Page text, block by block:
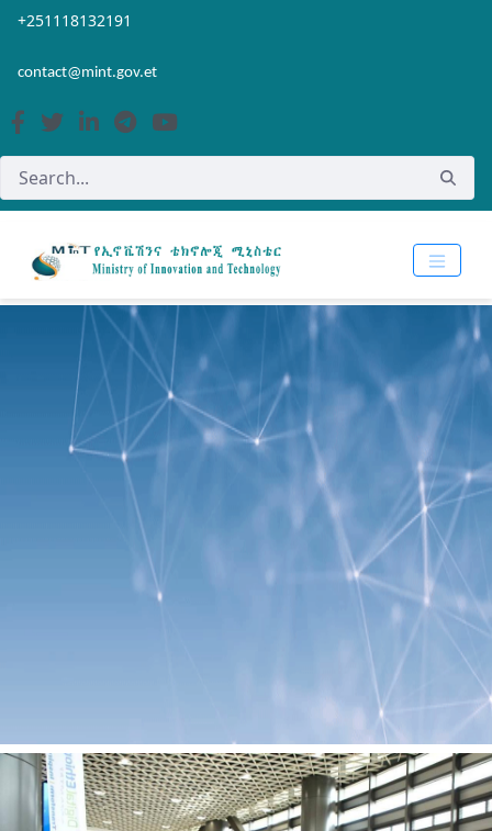
Skip to Main Content
Open Accessibility Menu
+251118132191
contact@mint.gov.et